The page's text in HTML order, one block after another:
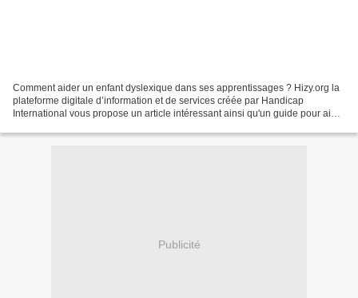
Comment aider un enfant dyslexique dans ses apprentissages ? Hizy.org la
plateforme digitale d’information et de services créée par Handicap
International vous propose un article intéressant ainsi qu'un guide pour aider
Publicité